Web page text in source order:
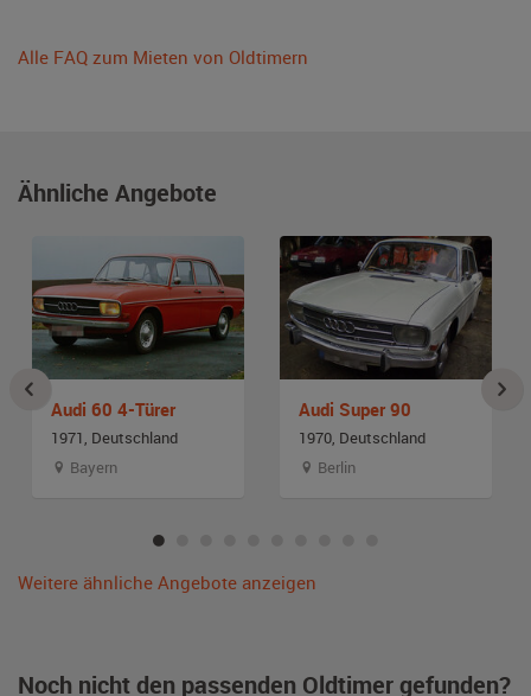
Alle FAQ zum Mieten von Oldtimern
Ähnliche Angebote
Audi 60 4-Türer
1971, Deutschland
Bayern
Audi Super 90
1970, Deutschland
Berlin
Weitere ähnliche Angebote anzeigen
Noch nicht den passenden Oldtimer gefunden?